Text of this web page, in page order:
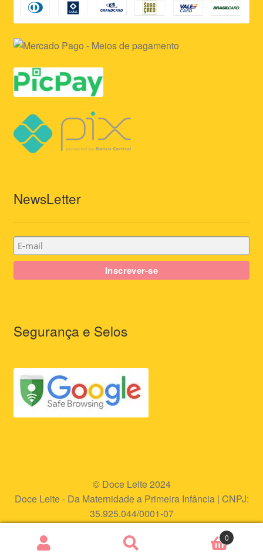
NewsLetter
Segurança e Selos
© Doce Leite 2024
Doce Leite - Da Maternidade a Primeira Infância | CNPJ:
35.925.044/0001-07
Pesquisar
0